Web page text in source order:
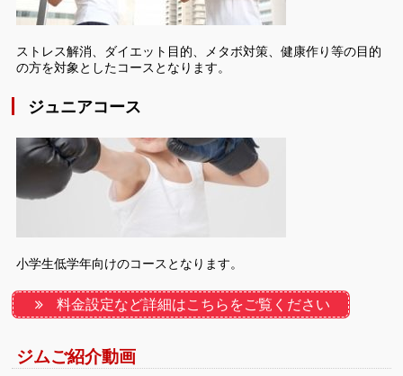
ストレス解消、ダイエット目的、メタボ対策、健康作り等の目的
の方を対象としたコースとなります。
ジュニアコース
小学生低学年向けのコースとなります。
料金設定など詳細はこちらをご覧ください
ジムご紹介動画